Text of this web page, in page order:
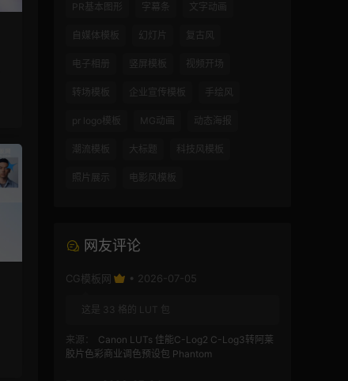
PR基本图形 字幕条 文字动画
自媒体模板 幻灯片 复古风
电子相册 竖屏模板 视频开场
转场模板 企业宣传模板 手绘风
pr logo模板 MG动画 动态海报
潮流模板 大标题 科技风模板
照片展示 电影风模板
网友评论
CG模板网 • 2026-07-05
这是 33 格的 LUT 包
来源：
Canon LUTs 佳能C-Log2 C-Log3转阿莱
胶片色彩商业调色预设包 Phantom